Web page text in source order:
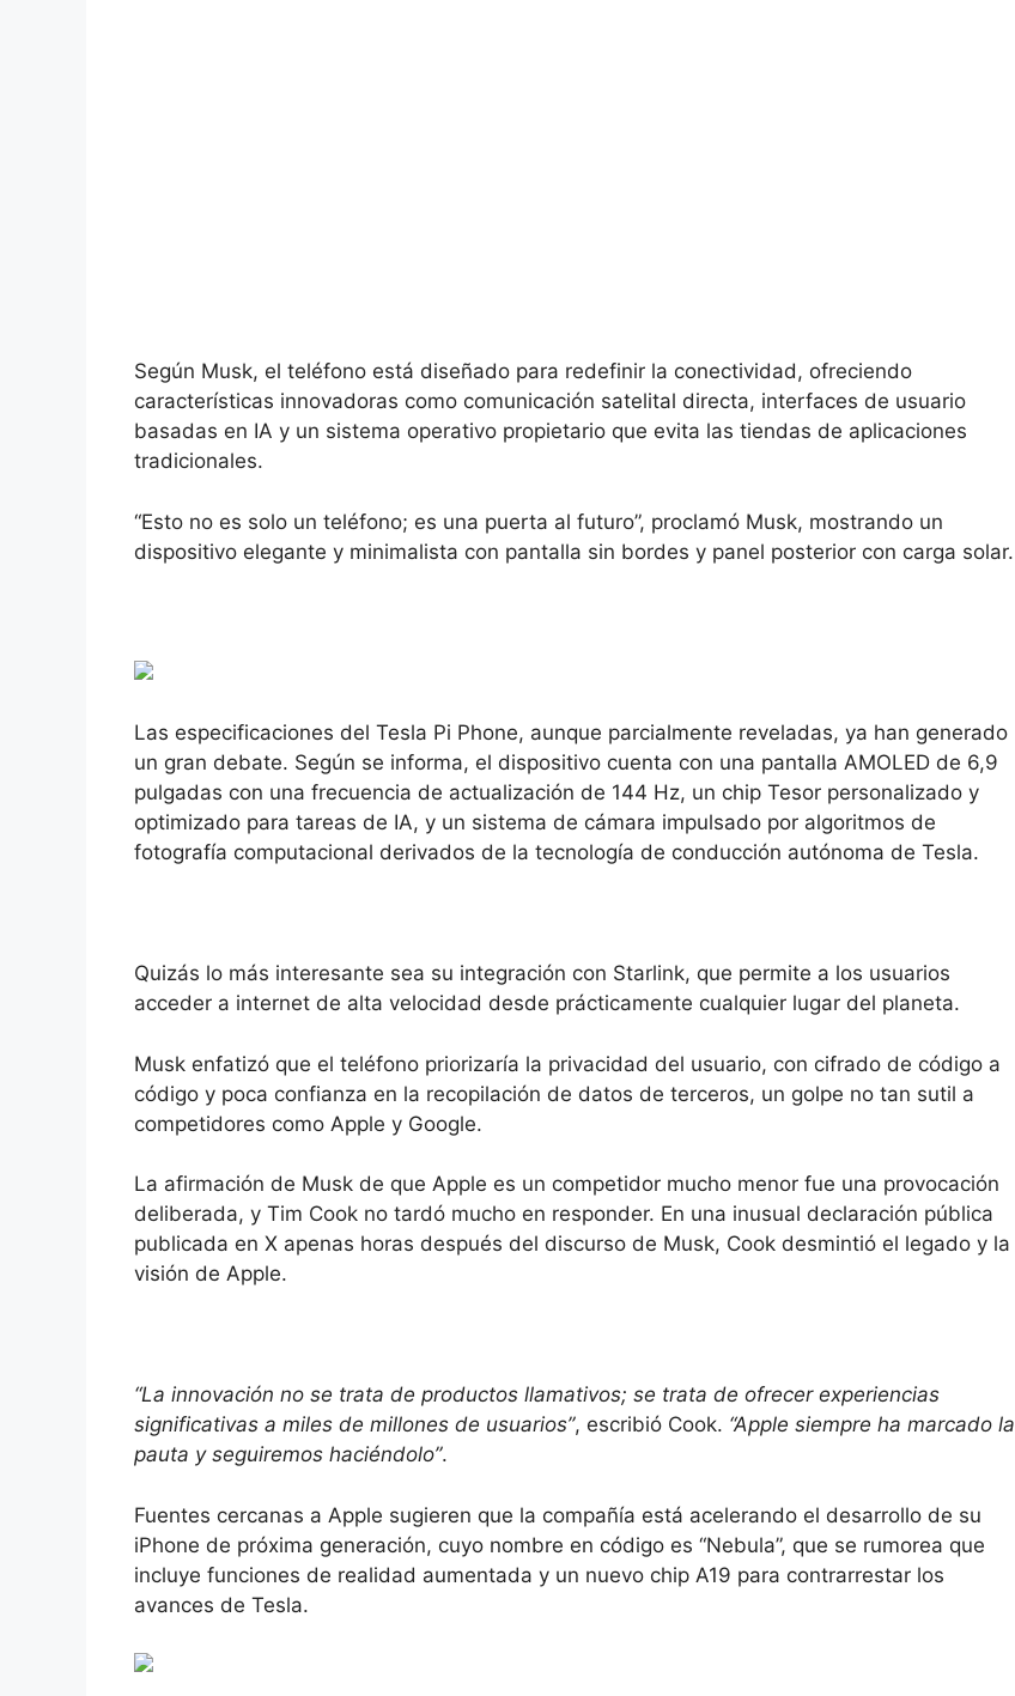
Según Musk, el teléfono está diseñado para redefinir la conectividad, ofreciendo
características innovadoras como comunicación satelital directa, interfaces de usuario
basadas en IA y un sistema operativo propietario que evita las tiendas de aplicaciones
tradicionales.
“Esto no es solo un teléfono; es una puerta al futuro”, proclamó Musk, mostrando un
dispositivo elegante y minimalista con pantalla sin bordes y panel posterior con carga solar.
Las especificaciones del Tesla Pi Phone, aunque parcialmente reveladas, ya han generado
un gran debate. Según se informa, el dispositivo cuenta con una pantalla AMOLED de 6,9 ​​
pulgadas con una frecuencia de actualización de 144 Hz, un chip Tesor personalizado y
optimizado para tareas de IA, y un sistema de cámara impulsado por algoritmos de
fotografía computacional derivados de la tecnología de conducción autónoma de Tesla.
Quizás lo más interesante sea su integración con Starlink, que permite a los usuarios
acceder a internet de alta velocidad desde prácticamente cualquier lugar del planeta.
Musk enfatizó que el teléfono priorizaría la privacidad del usuario, con cifrado de código a
código y poca confianza en la recopilación de datos de terceros, un golpe no tan sutil a
competidores como Apple y Google.
La afirmación de Musk de que Apple es un competidor mucho menor fue una provocación
deliberada, y Tim Cook no tardó mucho en responder. En una inusual declaración pública
publicada en X apenas horas después del discurso de Musk, Cook desmintió el legado y la
visión de Apple.
“La innovación no se trata de productos llamativos; se trata de ofrecer experiencias
significativas a miles de millones de usuarios”, escribió Cook. “Apple siempre ha marcado la
pauta y seguiremos haciéndolo”.
Fuentes cercanas a Apple sugieren que la compañía está acelerando el desarrollo de su
iPhone de próxima generación, cuyo nombre en código es “Nebula”, que se rumorea que
incluye funciones de realidad aumentada y un nuevo chip A19 para contrarrestar los
avances de Tesla.